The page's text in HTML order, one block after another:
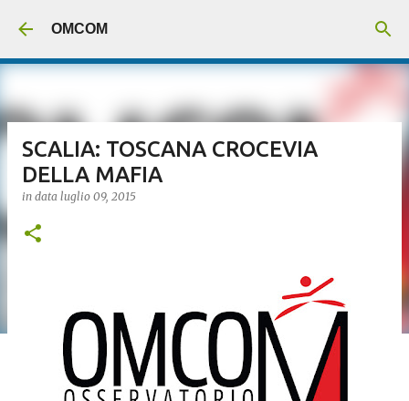
OMCOM
SCALIA: TOSCANA CROCEVIA
DELLA MAFIA
in data luglio 09, 2015